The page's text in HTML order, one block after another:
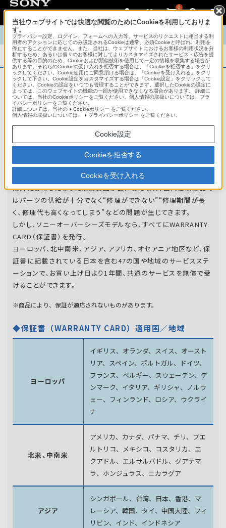
0
TOP 商品概要 商品情報 English 中文
商品概要
アフターサービス
オーバーシーズモデルは、いろいろな国
地域で共通の保証を実施しています。
世界47の国や地域で共通の保証サービスを実施し
ています。
海外にお持ちになった電気製品が故障した場合、国内仕様製品で
はパーツの供給が十分でなく“修理ができない”“修理期間が長
く、修理代も高くなってしまう”などの問題が生じてきます。
しかし、ソニーオーバーシーズモデルなら、すべてにWARRANTY
CARD（保証書）を発行。
ヨーロッパ、北中南米、アジア、アフリカ、オセアニア地区など、保
証書に記載されている日本を含む47の国や地域のサービスステ
ーションで、お買い上げ日より1年間、共通のサービスを無償で受
けることができます。
※商品により、保証が適応されないものがあります。
◆保証書（WARRANTY CARD）適用国／地域
ヨーロッパ
イギリス、オランダ、スイス、オースト
リア、スペイン、 ポルトガル、ドイツ、
フランス、ベルギー、スウェーデン、 デ
ンマーク、イタリア、ギリシャ、ノルウ
ェー、フィンランド、 ロシア、ウクライ
ナ
北米、中南米
アメリカ、カナダ、パナマ、チリ、プエ
ルトリコ、メキシコ、 コスタリカ、エ
クアドル、エルサルバドル、グアテマ
ラ、 ホンジュラス、ニカラグア
アジア
シンガポール、台湾、日本、香港、マ
レーシア、韓国、 タイ、中国大陸、フィ
リピン、インド、インドネシア
当社ウェブサイトでは快適な閲覧のためにCookieを利用しておりま
す。
プライバシー設定、ログイン、フォームへの入力等、サービスのリクエストに相当する利
用者のアクションに応じてのみ設定されるCookieは通常、必須Cookieと呼ばれ、利用を
停止することができません。また、当社は、ウェブサイトにおけるお客様の利用状況を分
析するため、あるいは個々のお客様に対してよりカスタマイズされたサービス・広告を提
供する等の目的のため、Cookieおよび類似技術を使用して一定の情報を収集する場合が
あります。それらのCookieの受け入れを拒否する場合は、「Cookieを拒否する」をクリ
ックしてください。Cookie使用にご同意頂ける場合は、「Cookieを受け入れる」をクリ
ックして下さい。Cookie設定をカスタマイズする場合は「Cookie設定」をクリックして
ください。Cookieの設定をいつでも管理することができます。選択したCookieの設定に
よっては、このウェブサイトの機能の一部が使用できなくなる場合があります。 詳細に
ついては、当社のCookieポリシーをご覧ください。個人情報の取扱いについては、プラ
イバシーポリシーをご覧ください。
詳細については、当社の
Cookieポリシー をご覧ください。
個人情報の取扱いについては、
プライバシーポリシー をご覧ください。
Cookie設定
Cookieを拒否する
Cookieを受け入れる